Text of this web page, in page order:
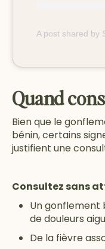
Quand
Bien que le
bénin, certains
justifient une
Consultez sans
Un gonflement
de douleurs
De la fièvre